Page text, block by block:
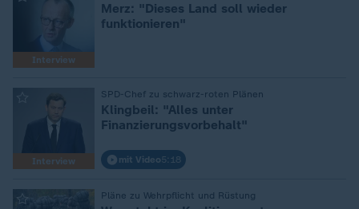
Interview
Merz: "Dieses Land soll wieder
funktionieren"
Interview
SPD-Chef zu schwarz-roten Plänen
Klingbeil: "Alles unter
Finanzierungsvorbehalt"
mit Video5:18
Pläne zu Wehrpflicht und Rüstung